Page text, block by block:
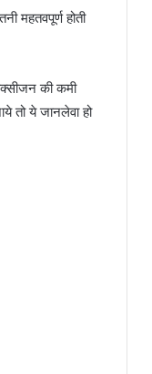
महतवपूर्ण होती
की कमी
तो ये जानलेवा हो